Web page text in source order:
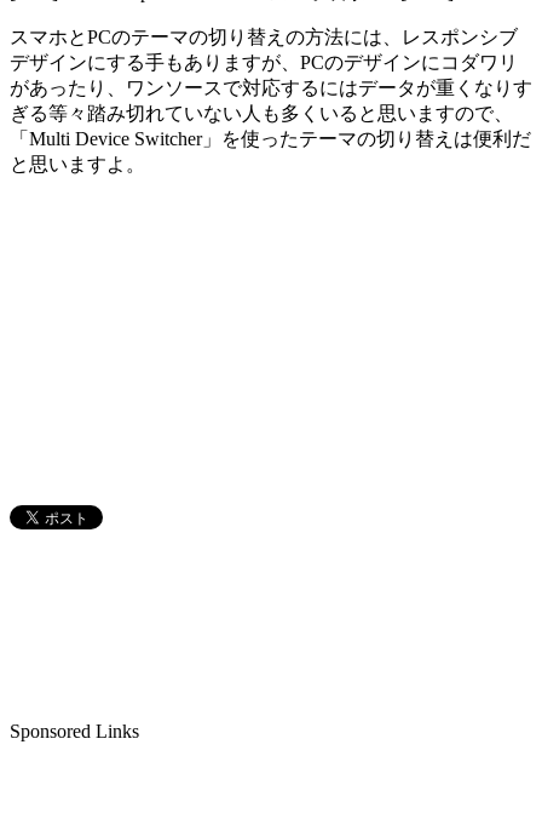
スマホとPCのテーマの切り替えの方法には、レスポンシブ
デザインにする手もありますが、PCのデザインにコダワリ
があったり、ワンソースで対応するにはデータが重くなりす
ぎる等々踏み切れていない人も多くいると思いますので、
「Multi Device Switcher」を使ったテーマの切り替えは便利だ
と思いますよ。
Sponsored Links